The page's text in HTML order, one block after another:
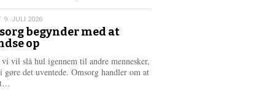
e
e
9. JULI 2026
begynder med at
op
vil slå hul igennem til andre mennesker,
gøre det uventede. Omsorg handler om at